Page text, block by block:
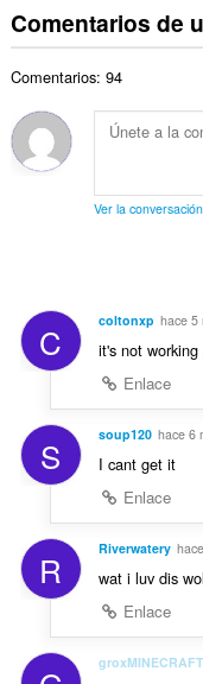
Comentarios de
Comentarios: 94
Ver la
C coltonxp hace 5
it's not
Enlace
S soup120 hace 6
I cant get it
Enlace
R Riverwatery
wat i luv dis
Enlace
groxMINECRAFT